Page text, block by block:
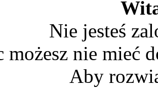
Nie jesteś
możesz nie mieć
Aby